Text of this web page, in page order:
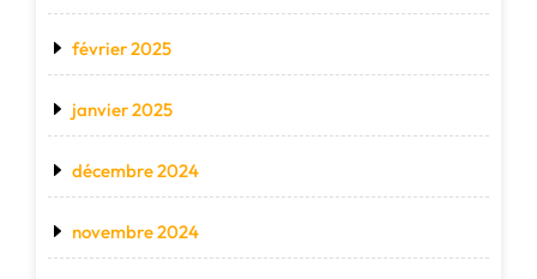
février 2025
janvier 2025
décembre 2024
novembre 2024